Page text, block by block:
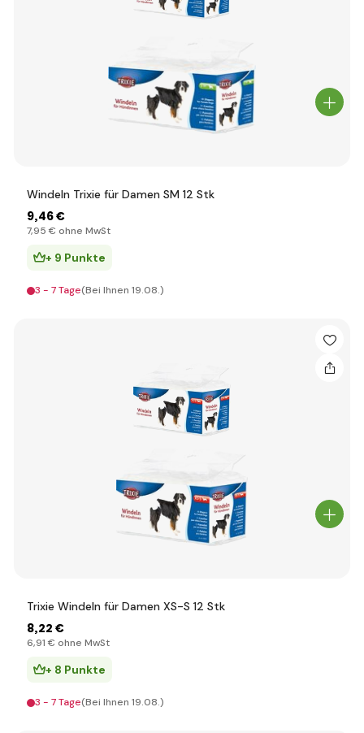
Windeln Trixie für Damen SM 12 Stk
9,46 €
7,95 € ohne MwSt
+ 9 Punkte
3 - 7 Tage(Bei Ihnen 19.08.)
Trixie Windeln für Damen XS-S 12 Stk
8,22 €
6,91 € ohne MwSt
+ 8 Punkte
3 - 7 Tage(Bei Ihnen 19.08.)